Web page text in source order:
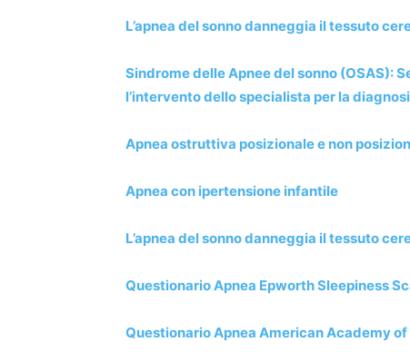
L’apnea del sonno danneggia il tessuto
Sindrome delle Apnee del sonno (OSAS):
l’intervento dello specialista per la
Apnea ostruttiva posizionale e non
Apnea con ipertensione infantile
L’apnea del sonno danneggia il tessuto
Questionario Apnea Epworth Sleepiness
Questionario Apnea American Academy of